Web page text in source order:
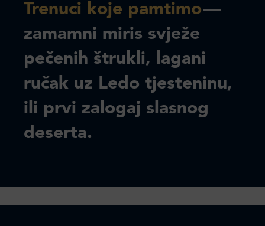
Trenuci koje pamtimo—
zamamni miris svježe
pečenih štrukli, lagani
ručak uz Ledo tjesteninu,
ili prvi zalogaj slasnog
deserta.